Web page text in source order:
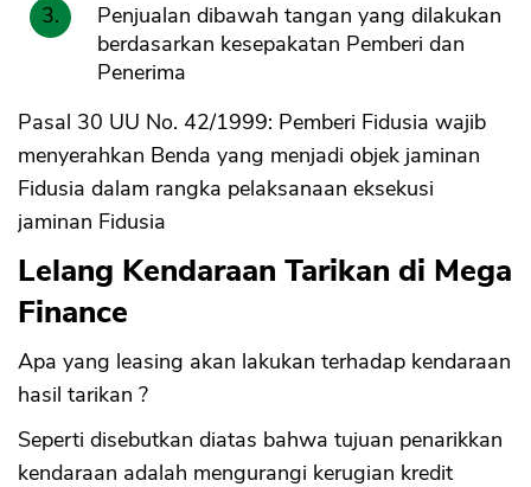
Penjualan dibawah tangan yang dilakukan
berdasarkan kesepakatan Pemberi dan
Penerima
Pasal 30 UU No. 42/1999: Pemberi Fidusia wajib
menyerahkan Benda yang menjadi objek jaminan
Fidusia dalam rangka pelaksanaan eksekusi
jaminan Fidusia
Lelang Kendaraan Tarikan di Mega
Finance
Apa yang leasing akan lakukan terhadap kendaraan
hasil tarikan ?
Seperti disebutkan diatas bahwa tujuan penarikkan
kendaraan adalah mengurangi kerugian kredit